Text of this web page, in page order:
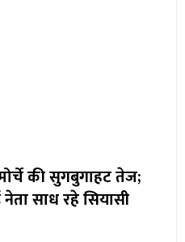
की सुगबुगाहट तेज;
साध रहे सियासी